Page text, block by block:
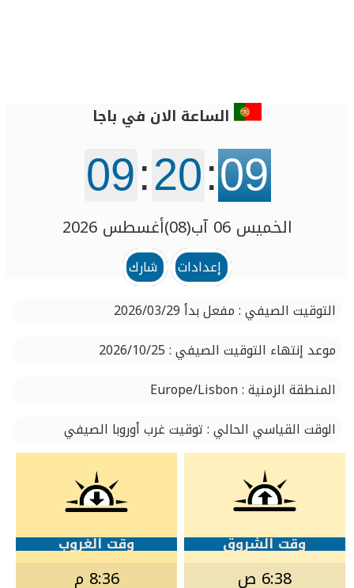
الساعة الان في باجا
09:20:09
الخميس 06 آب(08)أغسطس 2026
إعدادات
شارك
التوقيت الصيفي : مفعل بدأ 2026/03/29
موعد إنتهاء التوقيت الصيفي : 2026/10/25
المنطقة الزمنية : Europe/Lisbon
الوقت القياسي الحالي : توقيت غرب أوروبا الصيفي
وقت الشروق
6:38 ص
وقت الغروب
8:36 م